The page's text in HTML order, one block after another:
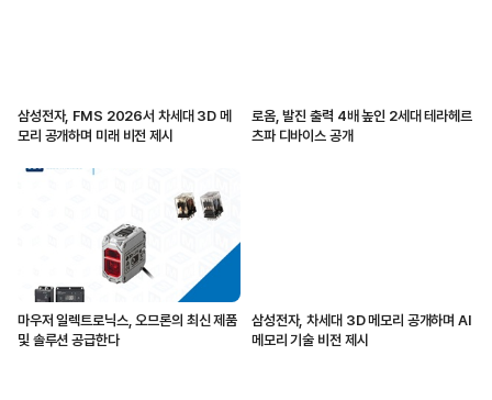
삼성전자, FMS 2026서 차세대 3D 메
모리 공개하며 미래 비전 제시
로옴, 발진 출력 4배 높인 2세대 테라헤르
츠파 디바이스 공개
마우저 일렉트로닉스, 오므론의 최신 제품
및 솔루션 공급한다
삼성전자, 차세대 3D 메모리 공개하며 AI
메모리 기술 비전 제시